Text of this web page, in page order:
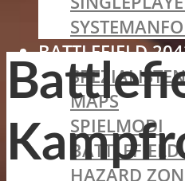
BATTLEFIELD
SPEZIALISTEN
MAPS
SPIELMODI
HAZARD